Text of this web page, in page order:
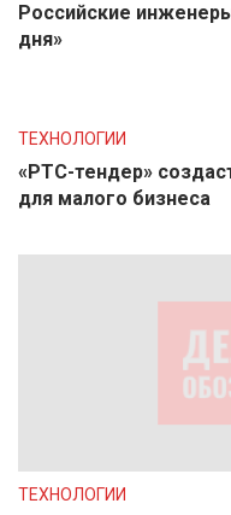
Российские
дня»
ТЕХНОЛОГИИ
«РТС-тендер»
для малого бизнеса
ТЕХНОЛОГИИ